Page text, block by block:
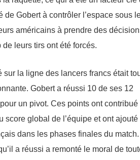
de Gobert à contrôler l’espace sous
américains à prendre des
leurs tirs ont été forcés.
sur la ligne des lancers francs était
Gobert a réussi 10 de ses 12
un pivot. Ces points ont contribué
score global de l’équipe et ont ajouté
dans les phases finales du match.
a réussi a remonté le moral de